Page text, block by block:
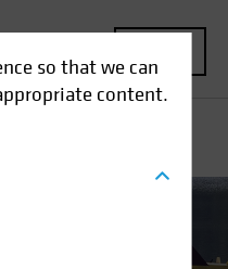
so that we can
content.